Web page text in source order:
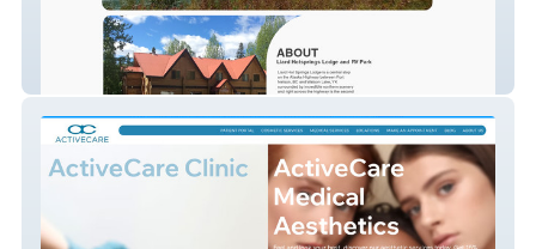
Liard Lodge &RV Park